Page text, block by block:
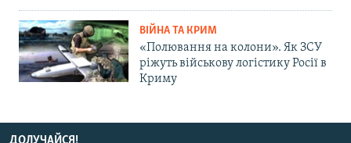
ВІЙНА ТА КРИМ
«Полювання на колони». Як ЗСУ
ріжуть військову логістику Росії в
Криму